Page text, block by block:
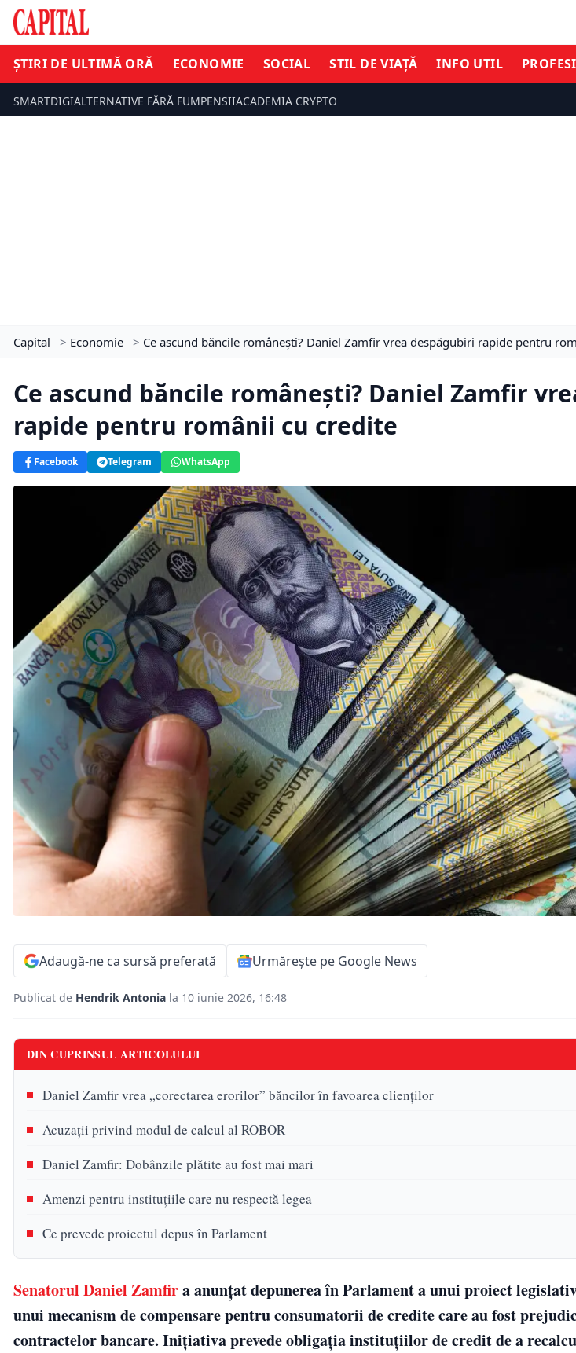
ȘTIRI DE ULTIMĂ ORĂ ECONOMIE SOCIAL STIL DE VIAȚĂ INFO UTIL
SMARTDIGIALTERNATIVE FĂRĂ FUMPENSIIACADEMIA CRYPTO
Capital > Economie > Ce ascund băncile românești? Daniel Zamfir vrea despăgubiri rapide pentru
Ce ascund băncile românești? Daniel Zamfir
rapide pentru românii cu credite
Facebook Telegram WhatsApp
Adaugă-ne ca sursă preferată Urmărește pe Google News
Publicat de Hendrik Antonia la 10 iunie 2026, 16:48
DIN CUPRINSUL ARTICOLULUI
Daniel Zamfir vrea „corectarea erorilor” băncilor în favoarea clienților
Acuzații privind modul de calcul al ROBOR
Daniel Zamfir: Dobânzile plătite au fost mai mari
Amenzi pentru instituțiile care nu respectă legea
Ce prevede proiectul depus în Parlament
Senatorul Daniel Zamfira anunțat depunerea în Parlament a unui proiect
unui mecanism de compensare pentru consumatorii de credite care au fost
contractelor bancare. Inițiativa prevede obligația instituțiilor de credit de a